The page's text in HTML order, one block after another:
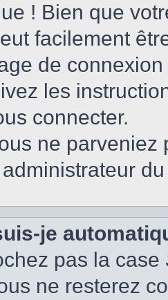
! Bien que
facilement
de
les
connecter.
ne
je
pas la case
ne resterez